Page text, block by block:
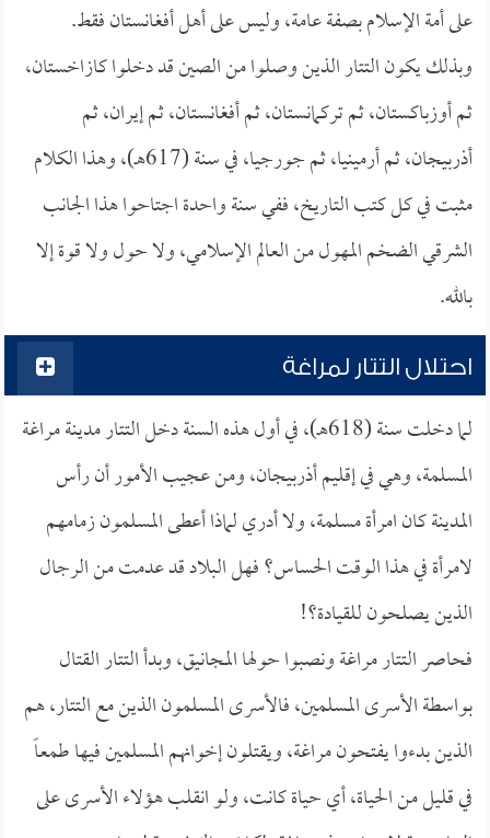
على أمة الإسلام بصفة عامة، وليس على أهل أفغانستان فقط.
وبذلك يكون التتار الذين وصلوا من الصين قد دخلوا كازاخستان،
ثم أوزباكستان، ثم تركمانستان، ثم أفغانستان، ثم إيران، ثم
أذربيجان، ثم أرمينيا، ثم جورجيا، في سنة (617هـ)، وهذا الكلام
مثبت في كل كتب التاريخ، ففي سنة واحدة اجتاحوا هذا الجانب
الشرقي الضخم المهول من العالم الإسلامي، ولا حول ولا قوة إلا
بالله.
احتلال التتار لمراغة
لما دخلت سنة (618هـ)، في أول هذه السنة دخل التتار مدينة مراغة
المسلمة، وهي في إقليم أذربيجان، ومن عجيب الأمور أن رأس
المدينة كان امرأة مسلمة، ولا أدري لماذا أعطى المسلمون زمامهم
لامرأة في هذا الوقت الحساس؟ فهل البلاد قد عدمت من الرجال
الذين يصلحون للقيادة؟!
فحاصر التتار مراغة ونصبوا حولها المجانيق، وبدأ التتار القتال
بواسطة الأسرى المسلمين، فالأسرى المسلمون الذين مع التتار، هم
الذين بدءوا يفتحون مراغة، ويقتلون إخوانهم المسلمين فيها طمعاً
في قليل من الحياة، أي حياة كانت، ولو انقلب هؤلاء الأسرى على